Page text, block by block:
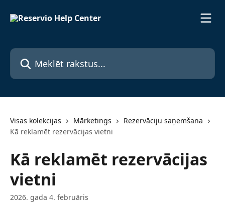
Meklēt rakstus...
Visas kolekcijas Mārketings
Rezervāciju saņemšana
Kā reklamēt rezervācijas vietni
Kā reklamēt rezervācijas
vietni
2026. gada 4. februāris